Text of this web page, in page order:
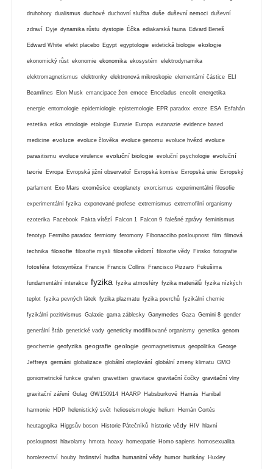
druhohory dualismus duchové duchovní služba duše duševní nemoci duševní
zdraví Dyje dynamika růstu dystopie Éčka ediakarská fauna Edvard Beneš
Edward White efekt placebo Egypt egyptologie eidetická biologie ekologie
ekonomický růst ekonomie ekonomika ekosystém elektrodynamika
elektromagnetismus elektronky elektronová mikroskopie elementární částice ELI
Beamlines Elon Musk emancipace žen emoce Enceladus eneolit energetika
energie entomologie epidemiologie epistemologie EPR paradox eroze ESA Esfahán
estetika etika etnologie etologie Eurasie Europa eutanazie evidence based
medicine evoluce evoluce člověka evoluce genomu evoluce hvězd evoluce
parasitismu evoluce virulence evoluční biologie evoluční psychologie evoluční
teorie Evropa Evropská jižní observatoř Evropská komise Evropská unie Evropský
parlament Exo Mars exoměsíce exoplanety exorcismus experimentální filosofie
experimentální fyzika exponované profese extremismus extremofilní organismy
ezoterika Facebook Fakta vítězí Falcon 1 Falcon 9 falešné zprávy feminismus
fenotyp Fermiho paradox fermiony feromony Fibonacciho posloupnost film filmová
technika filosofie filosofie mysli filosofie vědomí filosofie vědy Finsko fotografie
fotosféra fotosyntéza Francie Francis Collins Francisco Pizzaro Fukušima
fundamentální interakce fyzika fyzika atmosféry fyzika materiálů fyzika nízkých
teplot fyzika pevných látek fyzika plazmatu fyzika povrchů fyzikální chemie
fyzikální pozitivismus Galaxie gama záblesky Ganymedes Gaza Gemini 8 gender
generální štáb genetické vady geneticky modifikované organismy genetika genom
geochemie geofyzika geografie geologie geomagnetismus geopolitika George
Jeffreys germáni globalizace globální oteplování globální zmeny klimatu GMO
goniometrické funkce grafen gravettien gravitace gravitační čočky gravitační vlny
gravitační záření Gulag GW150914 HAARP Habsburkové Hamás Hanibal
harmonie HDP helenistický svět helioseismologie helium Hernán Cortés
heutagogika Higgsův boson Historie Pátečníků historie vědy HIV hlavní
posloupnost hlavolamy hmota hoaxy homeopatie Homo sapiens homosexualita
horolezectví houby hrdinství hudba humanitní vědy humor hurikány Huxley